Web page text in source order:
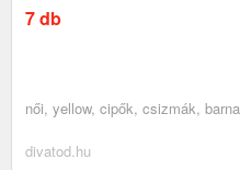
7 db
női, yellow, cipők, csizmák, barna
divatod.hu